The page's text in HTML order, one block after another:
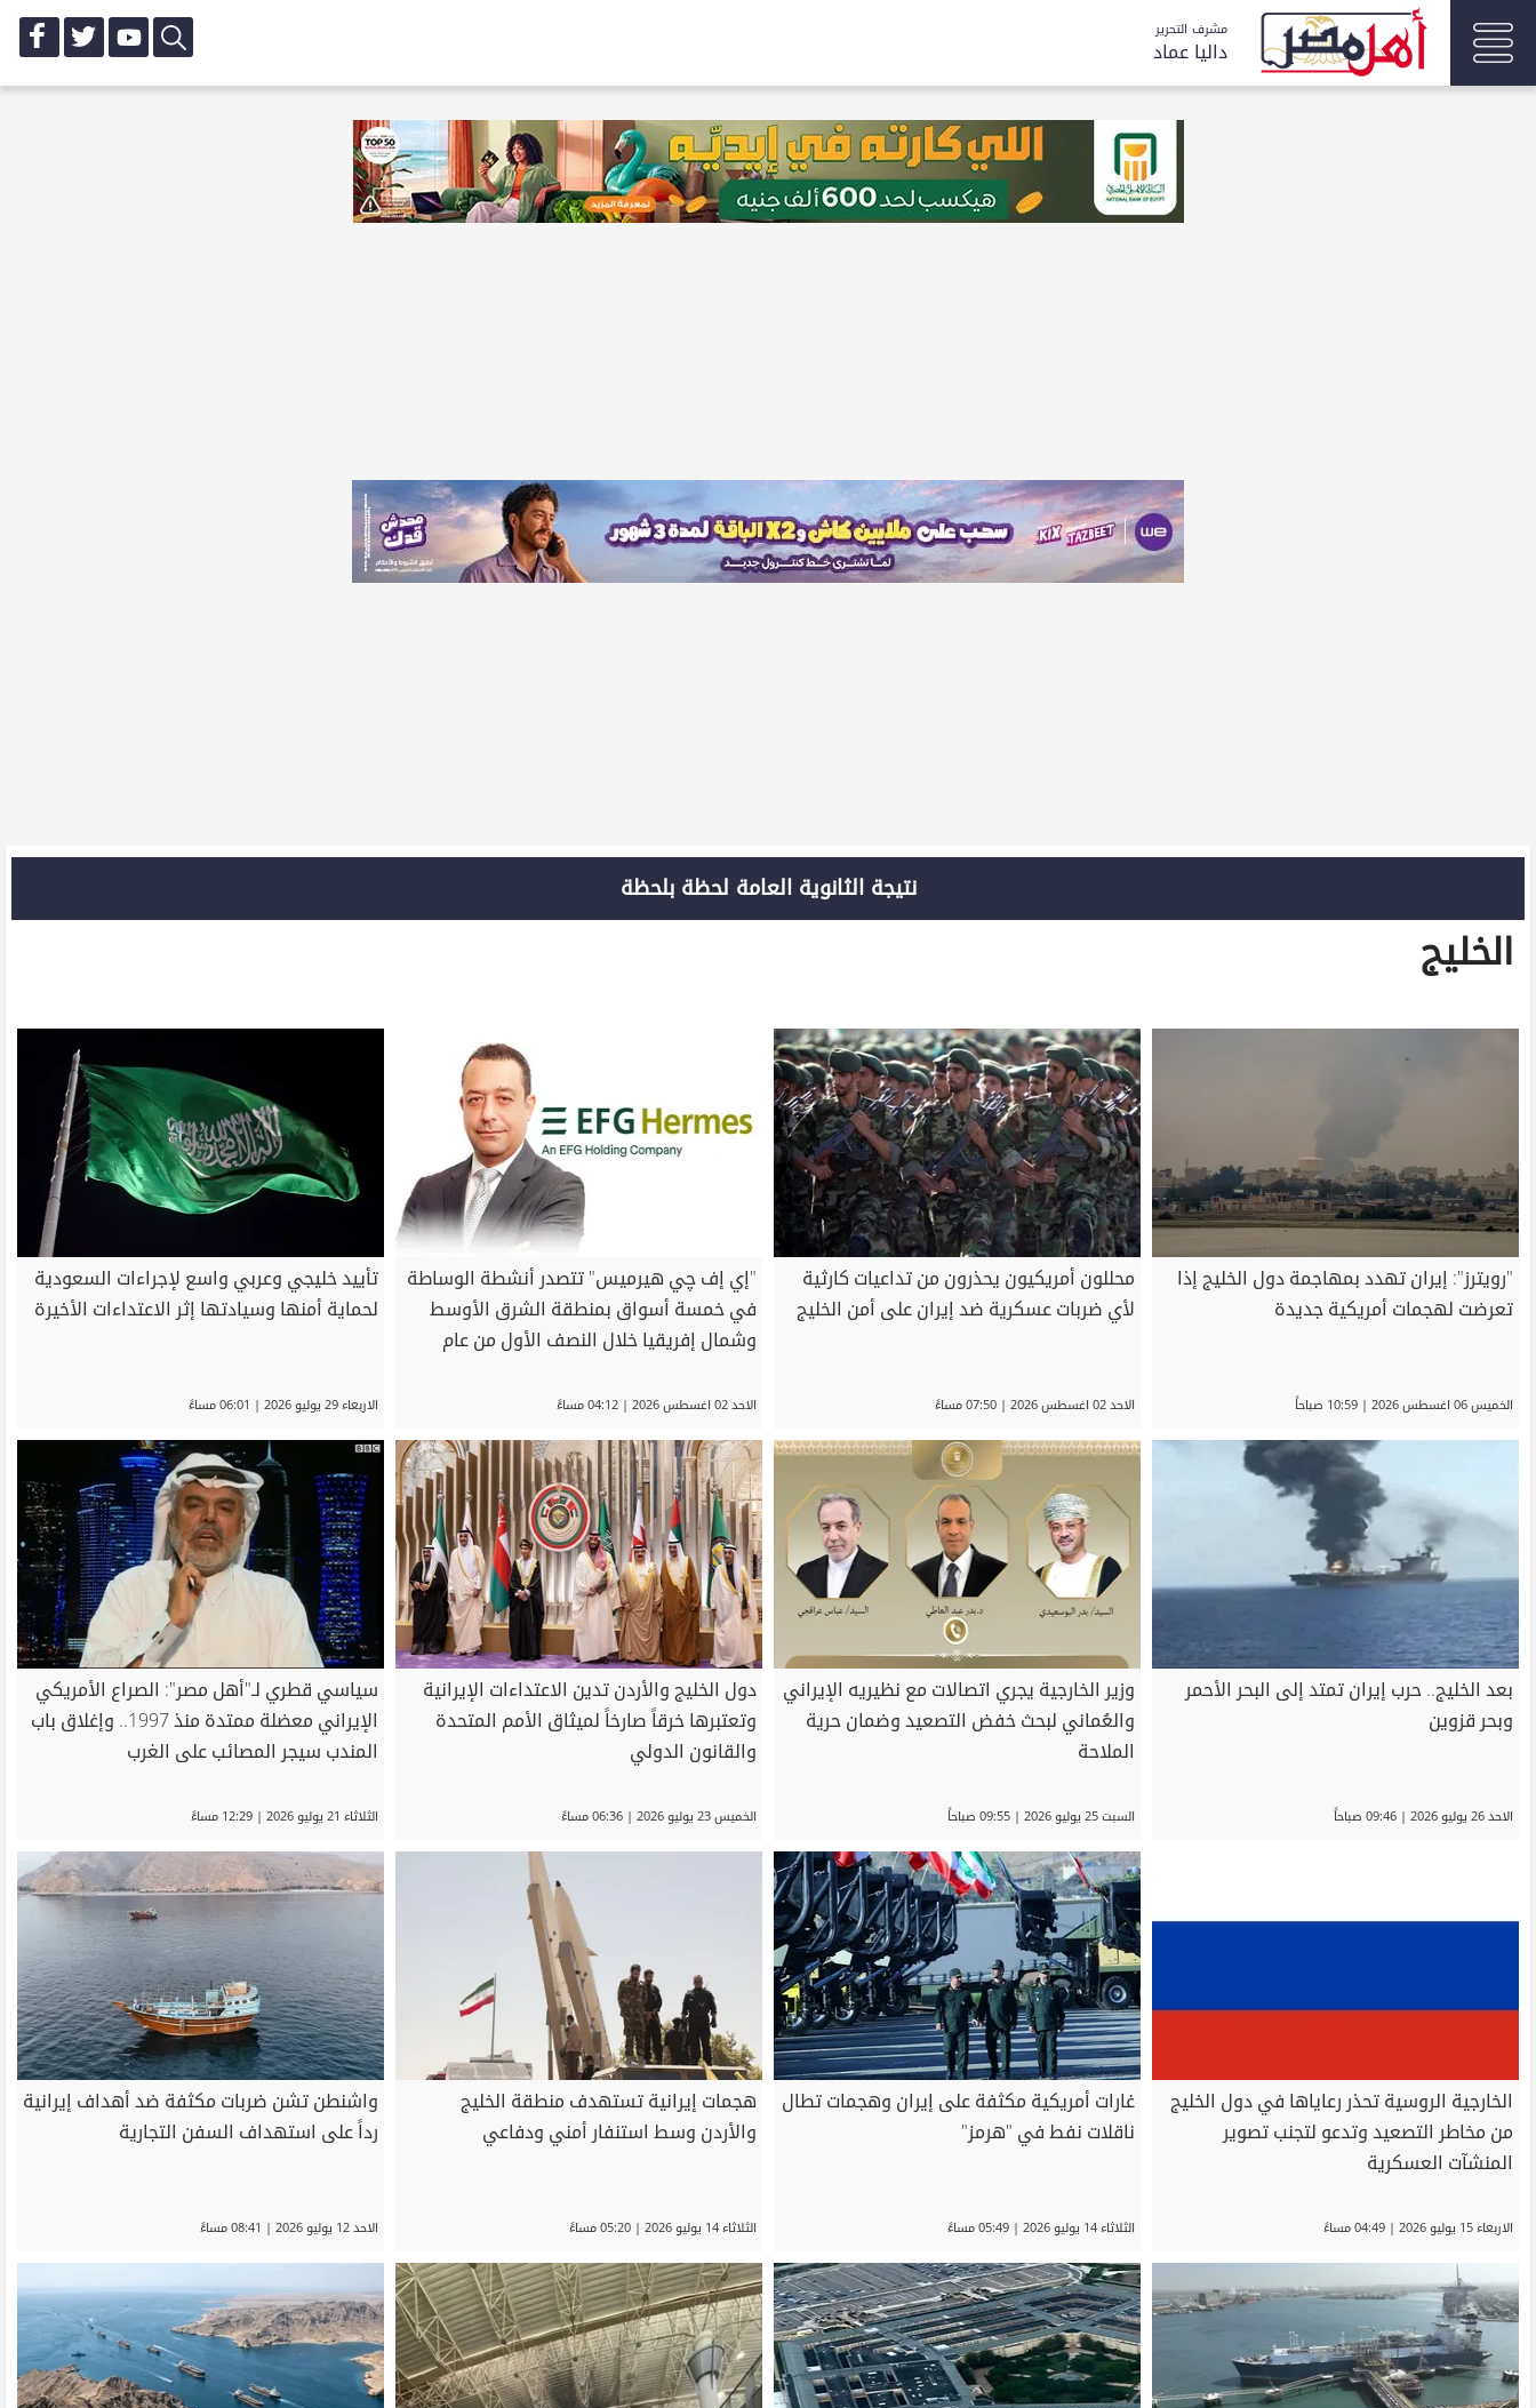
مشرف التحرير
داليا عماد
نتيجة الثانوية العامة لحظة بلحظة
الخليج
"رويترز": إيران تهدد بمهاجمة دول الخليج إذا
تعرضت لهجمات أمريكية جديدة
الخميس 06 اغسطس 2026 | 10:59 صباحاً
محللون أمريكيون يحذرون من تداعيات كارثية
لأي ضربات عسكرية ضد إيران على أمن الخليج
الاحد 02 اغسطس 2026 | 07:50 مساءً
"إي إف چي هيرميس" تتصدر أنشطة الوساطة
في خمسة أسواق بمنطقة الشرق الأوسط
وشمال إفريقيا خلال النصف الأول من عام
الاحد 02 اغسطس 2026 | 04:12 مساءً
تأييد خليجي وعربي واسع لإجراءات السعودية
لحماية أمنها وسيادتها إثر الاعتداءات الأخيرة
الاربعاء 29 يوليو 2026 | 06:01 مساءً
بعد الخليج.. حرب إيران تمتد إلى البحر الأحمر
وبحر قزوين
الاحد 26 يوليو 2026 | 09:46 صباحاً
وزير الخارجية يجري اتصالات مع نظيريه الإيراني
والعُماني لبحث خفض التصعيد وضمان حرية
الملاحة
السبت 25 يوليو 2026 | 09:55 صباحاً
دول الخليج والأردن تدين الاعتداءات الإيرانية
وتعتبرها خرقاً صارخاً لميثاق الأمم المتحدة
والقانون الدولي
الخميس 23 يوليو 2026 | 06:36 مساءً
سياسي قطري لـ"أهل مصر": الصراع الأمريكي
الإيراني معضلة ممتدة منذ 1997.. وإغلاق باب
المندب سيجر المصائب على الغرب
الثلاثاء 21 يوليو 2026 | 12:29 مساءً
الخارجية الروسية تحذر رعاياها في دول الخليج
من مخاطر التصعيد وتدعو لتجنب تصوير
المنشآت العسكرية
الاربعاء 15 يوليو 2026 | 04:49 مساءً
غارات أمريكية مكثفة على إيران وهجمات تطال
ناقلات نفط في "هرمز"
الثلاثاء 14 يوليو 2026 | 05:49 مساءً
هجمات إيرانية تستهدف منطقة الخليج
والأردن وسط استنفار أمني ودفاعي
الثلاثاء 14 يوليو 2026 | 05:20 مساءً
واشنطن تشن ضربات مكثفة ضد أهداف إيرانية
رداً على استهداف السفن التجارية
الاحد 12 يوليو 2026 | 08:41 مساءً